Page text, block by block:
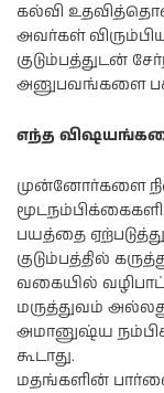
கல்வி
அவர்கள்
குடும்பத்துடன்
அனுபவங்களை
எந்த
முன்னோர்களை
பயத்தை
குடும்பத்தில்
வகையில்
மருத்துவம்
அமானுஷ்ய
கூடாது.
மதங்களின்